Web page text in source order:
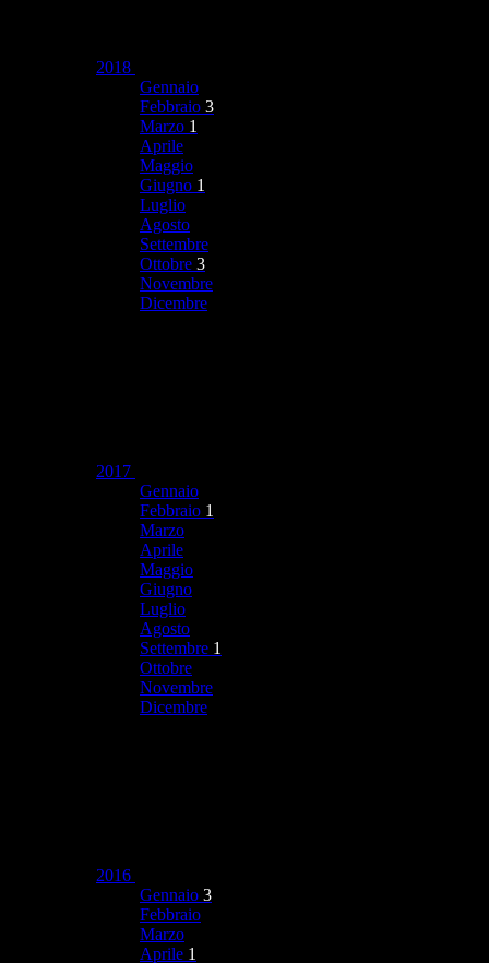
2018
Gennaio
Febbraio 3
Marzo 1
Aprile
Maggio
Giugno 1
Luglio
Agosto
Settembre
Ottobre 3
Novembre
Dicembre
2017
Gennaio
Febbraio 1
Marzo
Aprile
Maggio
Giugno
Luglio
Agosto
Settembre 1
Ottobre
Novembre
Dicembre
2016
Gennaio 3
Febbraio
Marzo
Aprile 1